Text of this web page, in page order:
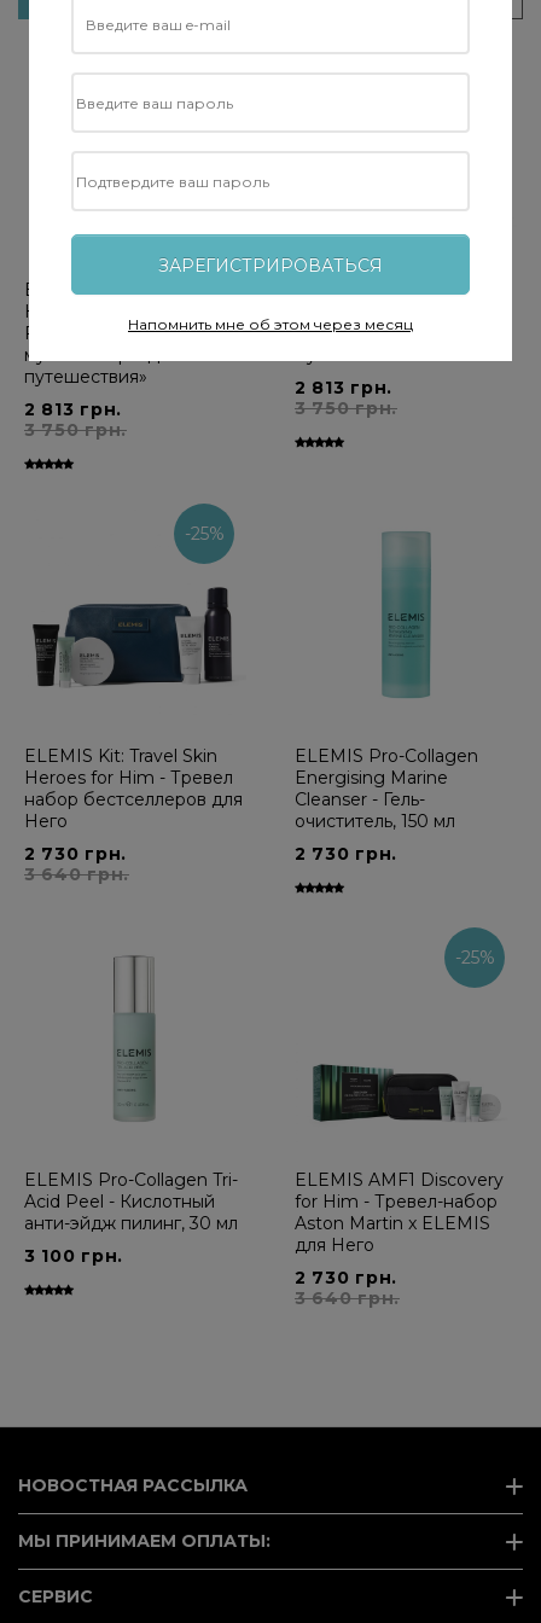
ЗАРЕГИСТРИРОВАТЬСЯ
Напомнить мне об этом через месяц
-25%
ELEMIS Kit: Away For The
Holidays - Mens Skincare
Favourites - Набор для
мужчин «Праздничные
путешествия»
2 813 грн.
3 750 грн.
-25%
ELEMIS Kit: Mens Daily
заряд энергии для
2 813 грн.
3 750 грн.
-25%
ELEMIS Kit: Travel Skin
Heroes for Him - Тревел
набор бестселлеров для
Него
2 730 грн.
3 640 грн.
ELEMIS Pro-Collagen
Energising Marine
Cleanser - Гель-
очиститель, 150 мл
2 730 грн.
ELEMIS Pro-Collagen Tri-
Acid Peel - Кислотный
анти-эйдж пилинг, 30 мл
3 100 грн.
-25%
ELEMIS AMF1 Discovery
for Him - Тревел-набор
Aston Martin x ELEMIS
для Него
2 730 грн.
3 640 грн.
СЕРВИС
НОВОСТНАЯ РАССЫЛКА
МЫ ПРИНИМАЕМ ОПЛАТЫ: